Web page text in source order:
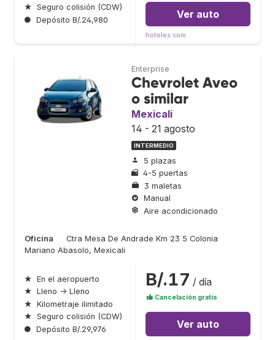
★ Seguro colisión (CDW)
● Depósito B/.24,980 Ver auto
hoteles.com
Enterprise
Chevrolet Aveo
o similar
Mexicali
14 - 21 agosto
INTERMEDIO
5 plazas
4-5 puertas
3 maletas
Manual
Aire acondicionado
Oficina
Ctra Mesa De Andrade Km 23 5 Colonia
Mariano Abasolo, Mexicali
★ En el aeropuerto
★ Lleno → Lleno
★ Kilometraje ilimitado
★ Seguro colisión (CDW)
● Depósito B/.29,976
B/.17 / día
Cancelación gratis
Ver auto